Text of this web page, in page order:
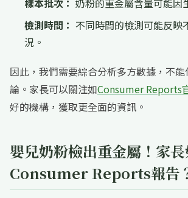
樣本批次： 奶粉的重金屬含量可能因
檢測時間： 不同時間的檢測可能反映
況。
因此，我們需要綜合分析多方數據，不
論。家長可以關注如Consumer Reports
好的機構，獲取更全面的資訊。
嬰兒奶粉檢出重金屬！家
Consumer Reports報告